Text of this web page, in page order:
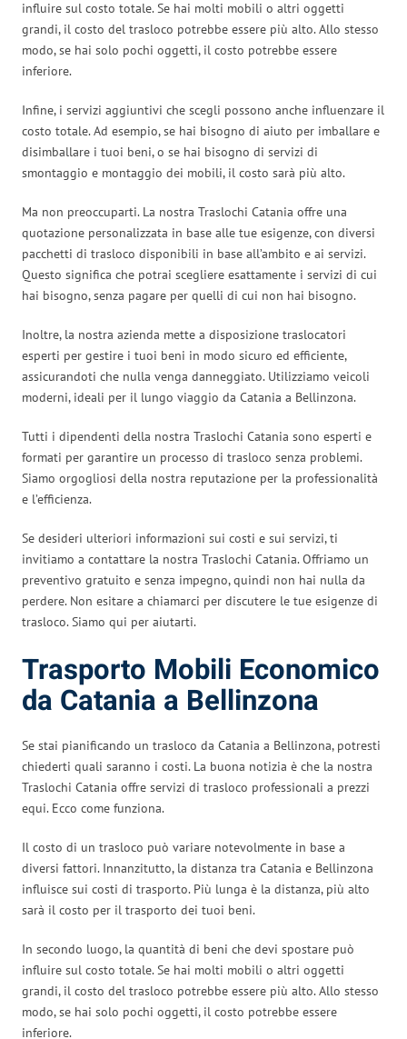
influire sul costo totale. Se hai molti mobili o altri oggetti
grandi, il costo del trasloco potrebbe essere più alto. Allo stesso
modo, se hai solo pochi oggetti, il costo potrebbe essere
inferiore.
Infine, i servizi aggiuntivi che scegli possono anche influenzare il
costo totale. Ad esempio, se hai bisogno di aiuto per imballare e
disimballare i tuoi beni, o se hai bisogno di servizi di
smontaggio e montaggio dei mobili, il costo sarà più alto.
Ma non preoccuparti. La nostra Traslochi Catania offre una
quotazione personalizzata in base alle tue esigenze, con diversi
pacchetti di trasloco disponibili in base all’ambito e ai servizi.
Questo significa che potrai scegliere esattamente i servizi di cui
hai bisogno, senza pagare per quelli di cui non hai bisogno.
Inoltre, la nostra azienda mette a disposizione traslocatori
esperti per gestire i tuoi beni in modo sicuro ed efficiente,
assicurandoti che nulla venga danneggiato. Utilizziamo veicoli
moderni, ideali per il lungo viaggio da Catania a Bellinzona.
Tutti i dipendenti della nostra Traslochi Catania sono esperti e
formati per garantire un processo di trasloco senza problemi.
Siamo orgogliosi della nostra reputazione per la professionalità
e l’efficienza.
Se desideri ulteriori informazioni sui costi e sui servizi, ti
invitiamo a contattare la nostra Traslochi Catania. Offriamo un
preventivo gratuito e senza impegno, quindi non hai nulla da
perdere. Non esitare a chiamarci per discutere le tue esigenze di
trasloco. Siamo qui per aiutarti.
Trasporto Mobili Economico
da Catania a Bellinzona
Se stai pianificando un trasloco da Catania a Bellinzona, potresti
chiederti quali saranno i costi. La buona notizia è che la nostra
Traslochi Catania offre servizi di trasloco professionali a prezzi
equi. Ecco come funziona.
Il costo di un trasloco può variare notevolmente in base a
diversi fattori. Innanzitutto, la distanza tra Catania e Bellinzona
influisce sui costi di trasporto. Più lunga è la distanza, più alto
sarà il costo per il trasporto dei tuoi beni.
In secondo luogo, la quantità di beni che devi spostare può
influire sul costo totale. Se hai molti mobili o altri oggetti
grandi, il costo del trasloco potrebbe essere più alto. Allo stesso
modo, se hai solo pochi oggetti, il costo potrebbe essere
inferiore.